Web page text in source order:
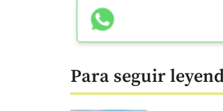
Para seguir